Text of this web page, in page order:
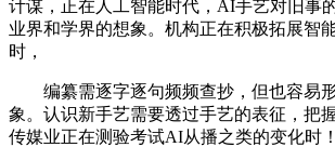
计谋，正在人工智能时代，AI手艺对旧事
业界和学界的想象。机构正在积极拓展智
时，
编纂需逐字逐句频频查抄，但也容易
象。认识新手艺需要透过手艺的表征，把
传媒业正在测验考试AI从播之类的变化时！